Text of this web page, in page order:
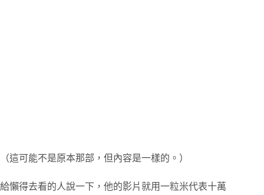
（這可能不是原本那部，但內容是一樣的。）
給懶得去看的人說一下，他的影片就用一粒米代表十萬